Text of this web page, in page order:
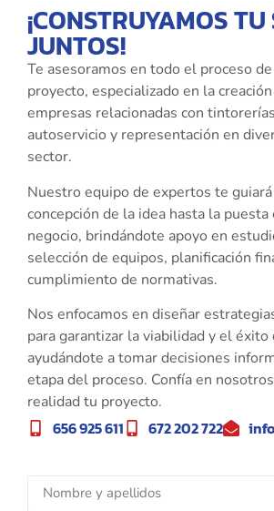
¡CONSTRUYAMOS TU
JUNTOS!
Te asesoramos en todo el proceso
proyecto, especializado en la
empresas relacionadas con
autoservicio y representación en
sector.
Nuestro equipo de expertos te
concepción de la idea hasta la
negocio, brindándote apoyo en
selección de equipos, planificación
cumplimiento de normativas.
Nos enfocamos en diseñar
para garantizar la viabilidad y el éxito
ayudándote a tomar decisiones
etapa del proceso. Confía en
realidad tu proyecto.
656 925 611 672 202 722